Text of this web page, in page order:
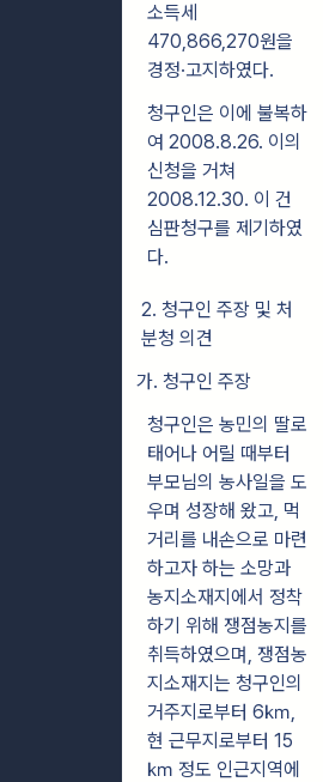
소득세
470,866,270원을
경정·고지하였다.
청구인은 이에 불복하
여 2008.8.26. 이의
신청을 거쳐
2008.12.30. 이 건
심판청구를 제기하였
다.
2. 청구인 주장 및 처
분청 의견
가. 청구인 주장
청구인은 농민의 딸로
태어나 어릴 때부터
부모님의 농사일을 도
우며 성장해 왔고, 먹
거리를 내손으로 마련
하고자 하는 소망과
농지소재지에서 정착
하기 위해 쟁점농지를
취득하였으며, 쟁점농
지소재지는 청구인의
거주지로부터 6㎞,
현 근무지로부터 15
㎞ 정도 인근지역에